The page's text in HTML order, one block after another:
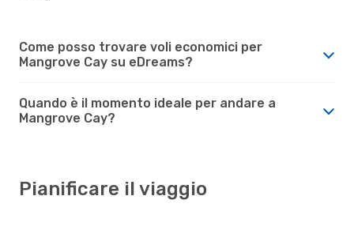
Come posso trovare voli economici per
Mangrove Cay su eDreams?
Quando è il momento ideale per andare a
Mangrove Cay?
Pianificare il viaggio